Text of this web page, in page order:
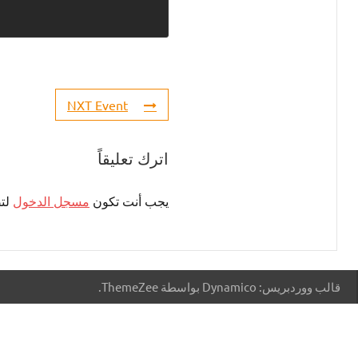
NXT Event
اترك تعليقاً
يجب أنت تكون مسجل الدخول
قالب ووردبريس: Dynamico بواسطة ThemeZee.